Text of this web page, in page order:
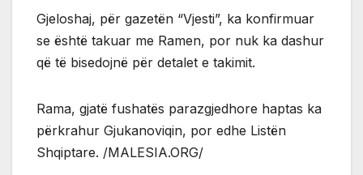
Gjeloshaj, për gazetën “Vjesti”, ka konfirmuar
se është takuar me Ramen, por nuk ka dashur
që të bisedojnë për detalet e takimit.
Rama, gjatë fushatës parazgjedhore haptas ka
përkrahur Gjukanoviqin, por edhe Listën
Shqiptare. /MALESIA.ORG/